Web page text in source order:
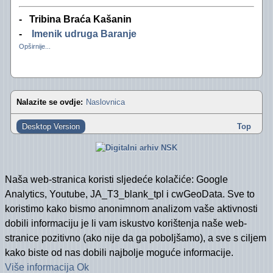
"Oazini" fotoalbumi na Facebooku (2012)
"Oazini" fotoalbumi na Facebooku (2011)
Izvještaj za 2016. godinu
Izvještaj za 2015. godinu
Izvještaj za 2013. godinu
Izvještaj za 2012. godinu
Izvještaj za 2011. godinu
Izvještaj za 2009. godinu
Izvještaj za 2008. godinu
Izvještaj za 2007. godinu
Financijski plan i Program rada Oaze za
- Tribina Braća Kašanin
-
Imenik udruga Baranje
Opširnije...
Nalazite se ovdje: Naslovnica
Desktop Version Top
Naša web-stranica koristi sljedeće kolačiće: Google
Analytics, Youtube, JA_T3_blank_tpl i cwGeoData. Sve to
koristimo kako bismo anonimnom analizom vaše aktivnosti
dobili informaciju je li vam iskustvo korištenja naše web-
stranice pozitivno (ako nije da ga poboljšamo), a sve s ciljem
kako biste od nas dobili najbolje moguće informacije.
Više informacija Ok